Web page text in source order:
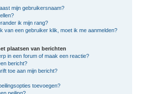
mijn gebruikersnaam?
ik mijn rang?
van een gebruiker klik, moet ik me aanmelden?
plaatsen van berichten
in een forum of maak een reactie?
bericht?
toe aan mijn bericht?
toevoegen?